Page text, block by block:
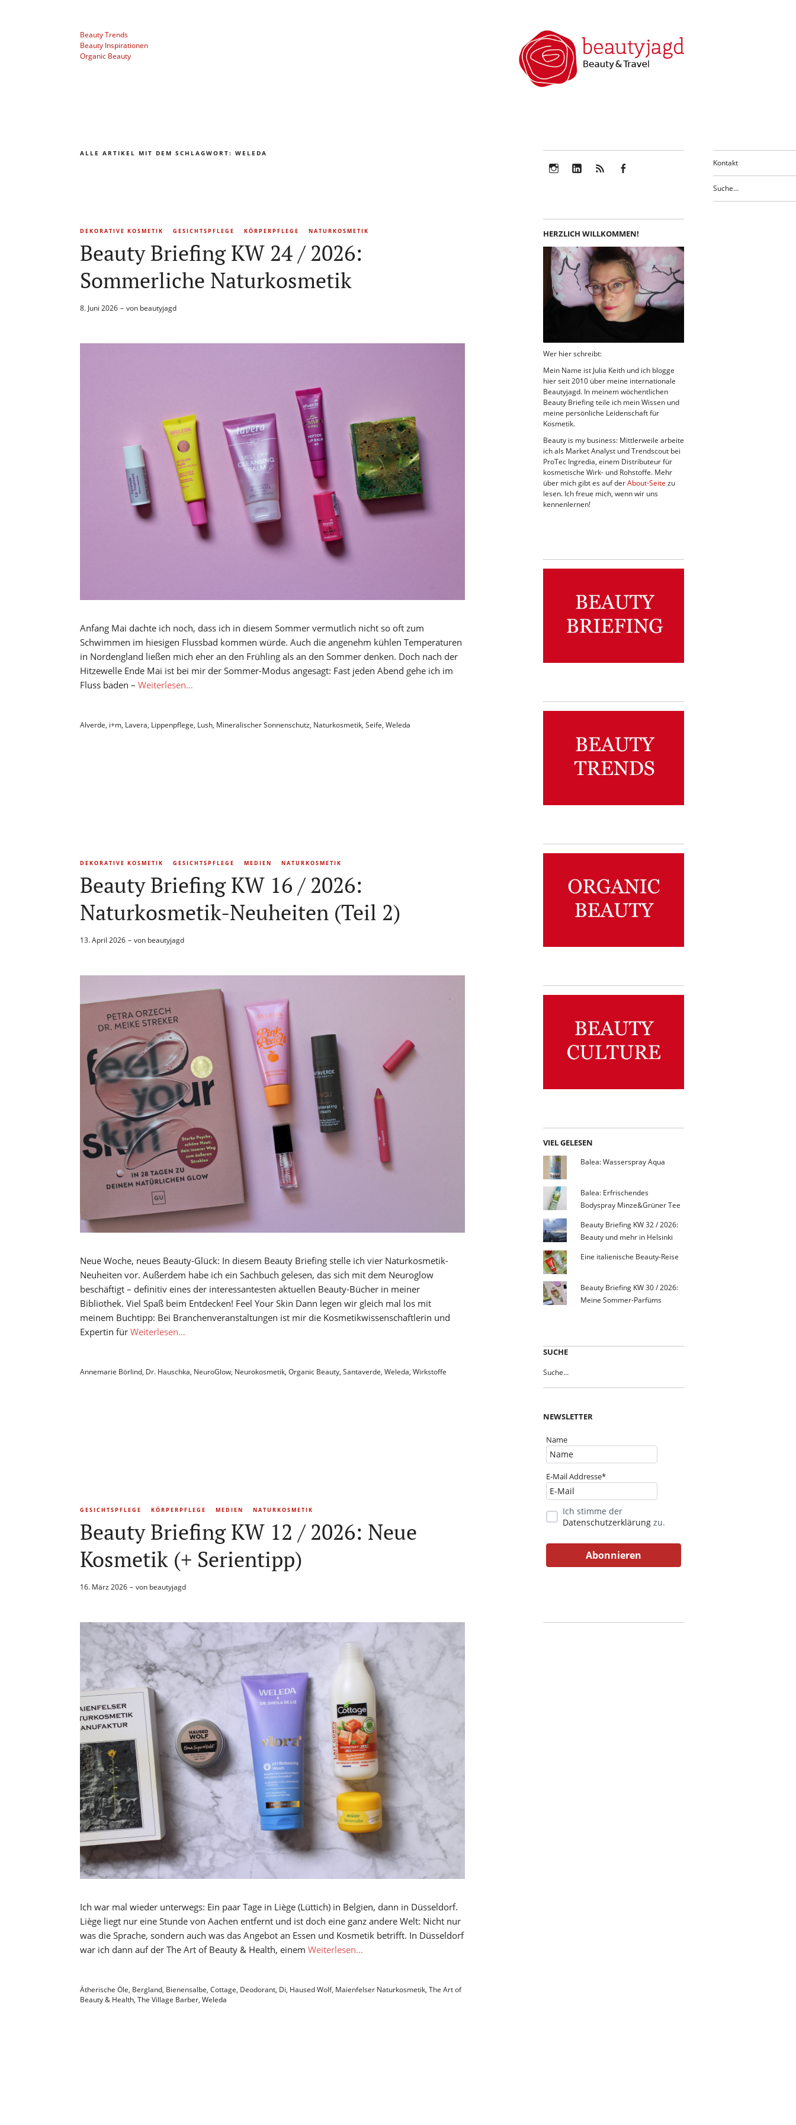
Kontakt
Beauty Trends
Beauty Inspirationen
Organic Beauty
ALLE ARTIKEL MIT DEM SCHLAGWORT: WELEDA
DEKORATIVE KOSMETIK GESICHTSPFLEGE KÖRPERPFLEGE NATURKOSMETIK
Beauty Briefing KW 24 / 2026:
Sommerliche Naturkosmetik
8. Juni 2026 von beautyjagd
Anfang Mai dachte ich noch, dass ich in diesem Sommer vermutlich nicht so oft zum
Schwimmen im hiesigen Flussbad kommen würde. Auch die angenehm kühlen Temperaturen
in Nordengland ließen mich eher an den Frühling als an den Sommer denken. Doch nach der
Hitzewelle Ende Mai ist bei mir der Sommer-Modus angesagt: Fast jeden Abend gehe ich im
Fluss baden – Weiterlesen…
Alverde, i+m, Lavera, Lippenpflege, Lush, Mineralischer Sonnenschutz, Naturkosmetik, Seife, Weleda
DEKORATIVE KOSMETIK GESICHTSPFLEGE MEDIEN NATURKOSMETIK
Beauty Briefing KW 16 / 2026:
Naturkosmetik-Neuheiten (Teil 2)
13. April 2026 von beautyjagd
Neue Woche, neues Beauty-Glück: In diesem Beauty Briefing stelle ich vier Naturkosmetik-
Neuheiten vor. Außerdem habe ich ein Sachbuch gelesen, das sich mit dem Neuroglow
beschäftigt – definitiv eines der interessantesten aktuellen Beauty-Bücher in meiner
Bibliothek. Viel Spaß beim Entdecken! Feel Your Skin Dann legen wir gleich mal los mit
meinem Buchtipp: Bei Branchenveranstaltungen ist mir die Kosmetikwissenschaftlerin und
Expertin für Weiterlesen…
Annemarie Börlind, Dr. Hauschka, NeuroGlow, Neurokosmetik, Organic Beauty, Santaverde, Weleda, Wirkstoffe
GESICHTSPFLEGE KÖRPERPFLEGE MEDIEN NATURKOSMETIK
Beauty Briefing KW 12 / 2026: Neue
Kosmetik (+ Serientipp)
16. März 2026 von beautyjagd
Ich war mal wieder unterwegs: Ein paar Tage in Liège (Lüttich) in Belgien, dann in Düsseldorf.
Liège liegt nur eine Stunde von Aachen entfernt und ist doch eine ganz andere Welt: Nicht nur
was die Sprache, sondern auch was das Angebot an Essen und Kosmetik betrifft. In Düsseldorf
war ich dann auf der The Art of Beauty & Health, einem Weiterlesen…
Ätherische Öle, Bergland, Bienensalbe, Cottage, Deodorant, Di, Haused Wolf, Maienfelser Naturkosmetik, The Art of
Beauty & Health, The Village Barber, Weleda
HERZLICH WILLKOMMEN!
Wer hier schreibt:
Mein Name ist Julia Keith und ich blogge
hier seit 2010 über meine internationale
Beautyjagd. In meinem wöchentlichen
Beauty Briefing teile ich mein Wissen und
meine persönliche Leidenschaft für
Kosmetik.
Beauty is my business: Mittlerweile arbeite
ich als Market Analyst und Trendscout bei
ProTec Ingredia, einem Distributeur für
kosmetische Wirk- und Rohstoffe. Mehr
über mich gibt es auf derAbout-Seite zu
lesen. Ich freue mich, wenn wir uns
kennenlernen!
VIEL GELESEN
Balea: Wasserspray Aqua
Balea: Erfrischendes
Bodyspray Minze&Grüner Tee
Beauty Briefing KW 32 / 2026:
Beauty und mehr in Helsinki
Eine italienische Beauty-Reise
Beauty Briefing KW 30 / 2026:
Meine Sommer-Parfüms
SUCHE
NEWSLETTER
Name
E-Mail Addresse*
Ich stimme der
Datenschutzerklärung zu.